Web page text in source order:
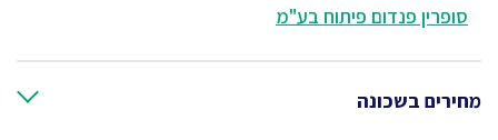
סופרין פנדום פיתוח בע"מ
מחירים בשכונה